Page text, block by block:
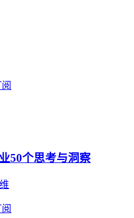
50个思考与洞察